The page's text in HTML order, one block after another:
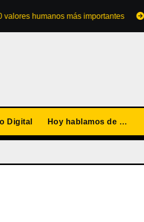
más importantes La
Digital Hoy hablamos de …